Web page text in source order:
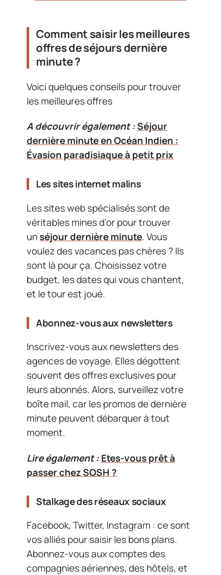
Comment saisir les meilleures
offres de séjours dernière
minute ?
Voici quelques conseils pour trouver
les meilleures offres
A découvrir également :Séjour
dernière minute en Océan Indien :
Évasion paradisiaque à petit prix
Les sites internet malins
Les sites web spécialisés sont de
véritables mines d’or pour trouver
unséjour dernière minute. Vous
voulez des vacances pas chères ? Ils
sont là pour ça. Choisissez votre
budget, les dates qui vous chantent,
et le tour est joué.
Abonnez-vous aux newsletters
Inscrivez-vous aux newsletters des
agences de voyage. Elles dégottent
souvent des offres exclusives pour
leurs abonnés. Alors, surveillez votre
boîte mail, car les promos de dernière
minute peuvent débarquer à tout
moment.
Lire également :Etes-vous prêt à
passer chez SOSH ?
Stalkage des réseaux sociaux
Facebook, Twitter, Instagram : ce sont
vos alliés pour saisir les bons plans.
Abonnez-vous aux comptes des
compagnies aériennes, des hôtels, et